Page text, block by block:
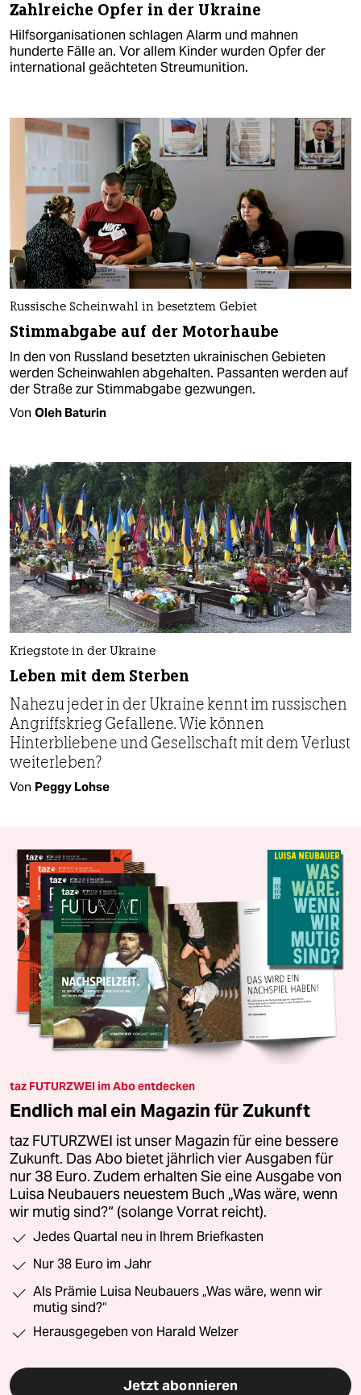
Zahlreiche Opfer in der Ukraine
Hilfsorganisationen schlagen Alarm und mahnen
hunderte Fälle an. Vor allem Kinder wurden Opfer der
international geächteten Streumunition.
Russische Scheinwahl in besetztem Gebiet
Stimmabgabe auf der Motorhaube
In den von Russland besetzten ukrainischen Gebieten
werden Scheinwahlen abgehalten. Passanten werden auf
der Straße zur Stimmabgabe gezwungen.
Von Oleh Baturin
Kriegstote in der Ukraine
Leben mit dem Sterben
Nahezu jeder in der Ukraine kennt im russischen
Angriffskrieg Gefallene. Wie können
Hinterbliebene und Gesellschaft mit dem Verlust
weiterleben?
Von Peggy Lohse
taz FUTURZWEI im Abo entdecken
Endlich mal ein Magazin für Zukunft
taz FUTURZWEI ist unser Magazin für eine bessere
Zukunft. Das Abo bietet jährlich vier Ausgaben für
nur 38 Euro. Zudem erhalten Sie eine Ausgabe von
Luisa Neubauers neuestem Buch „Was wäre, wenn
wir mutig sind?“ (solange Vorrat reicht).
Jedes Quartal neu in Ihrem Briefkasten
Nur 38 Euro im Jahr
Als Prämie Luisa Neubauers „Was wäre, wenn wir
mutig sind?“
Herausgegeben von Harald Welzer
Jetzt abonnieren